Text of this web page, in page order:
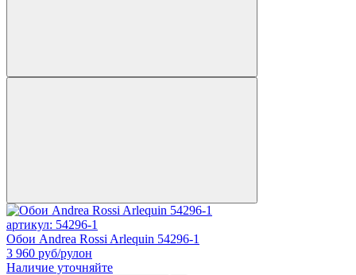
артикул: 54296-1
Обои Andrea Rossi Arlequin 54296-1
3 960 руб/рулон
Наличие уточняйте